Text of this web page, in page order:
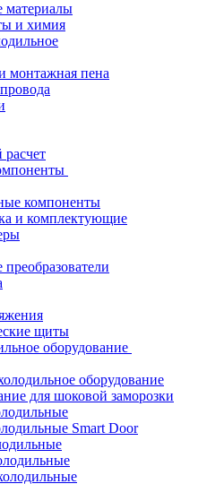
материалы
и химия
монтажная пена
компоненты
и комплектующие
щиты
оборудование
оборудование
для шоковой заморозки
Smart Door